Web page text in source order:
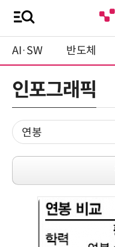
AI·SW 반도체
인포그래픽